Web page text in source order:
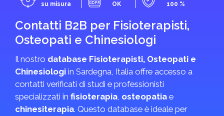
su misura
OK
100 %
Contatti B2B per Fisioterapisti,
Osteopati e Chinesiologi
Il nostro database Fisioterapisti, Osteopati e
Chinesiologi in Sardegna, Italia offre accesso a
contatti verificati di studi e professionisti
specializzati in fisioterapia, osteopatia e
chinesiterapia. Questo database è ideale per